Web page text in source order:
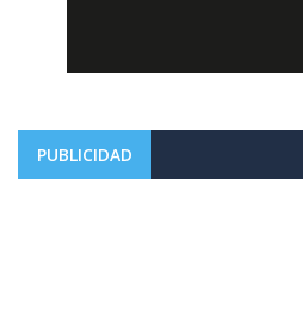
PUBLICIDAD